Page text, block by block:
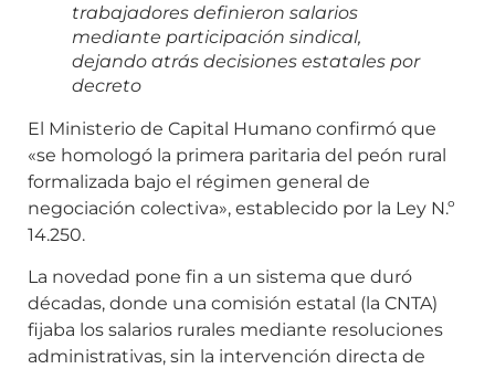
trabajadores definieron salarios
mediante participación sindical,
dejando atrás decisiones estatales por
decreto
El Ministerio de Capital Humano confirmó que
«se homologó la primera paritaria del peón rural
formalizada bajo el régimen general de
negociación colectiva», establecido por la Ley N.º
14.250.
La novedad pone fin a un sistema que duró
décadas, donde una comisión estatal (la CNTA)
fijaba los salarios rurales mediante resoluciones
administrativas, sin la intervención directa de